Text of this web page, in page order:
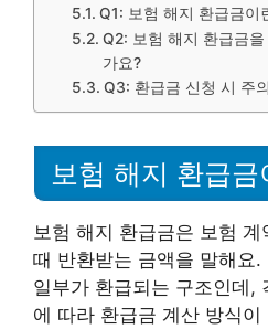
Q1: 보험 해지 환급금이
Q2: 보험 해지 환급금
가요?
Q3: 환급금 신청 시 주
보험 해지 환급금
보험 해지 환급금은 보험
때 반환받는 금액을 말해요.
일부가 환급되는 구조인데,
에 따라 환급금 계산 방식